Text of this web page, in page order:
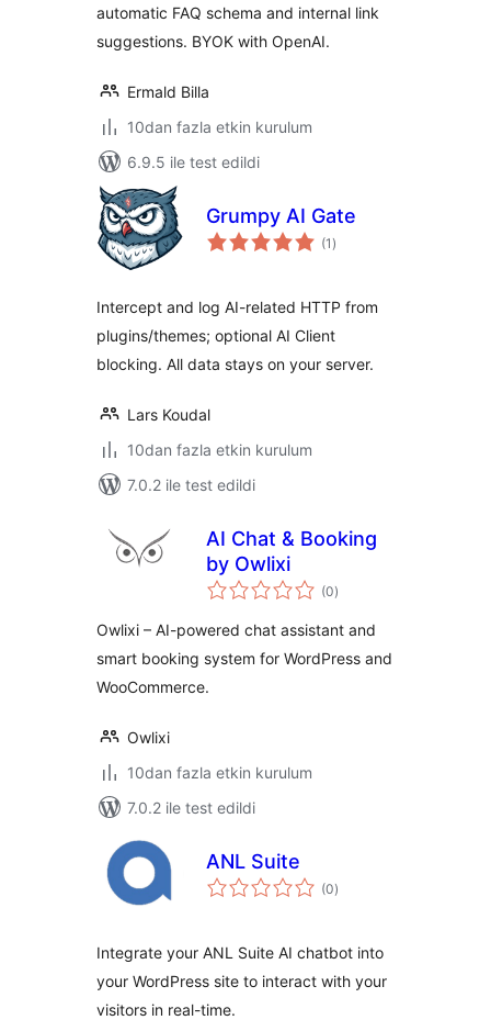
automatic FAQ schema and internal link
suggestions. BYOK with OpenAI.
Ermald Billa
10dan fazla etkin kurulum
6.9.5 ile test edildi
Grumpy AI Gate
(1 toplam
puan
)
Intercept and log AI-related HTTP from
plugins/themes; optional AI Client
blocking. All data stays on your server.
Lars Koudal
10dan fazla etkin kurulum
7.0.2 ile test edildi
AI Chat & Booking
by Owlixi
(0toplam
puan
)
Owlixi – AI-powered chat assistant and
smart booking system for WordPress and
WooCommerce.
Owlixi
10dan fazla etkin kurulum
7.0.2 ile test edildi
ANL Suite
(0toplam
puan
)
Integrate your ANL Suite AI chatbot into
your WordPress site to interact with your
visitors in real-time.